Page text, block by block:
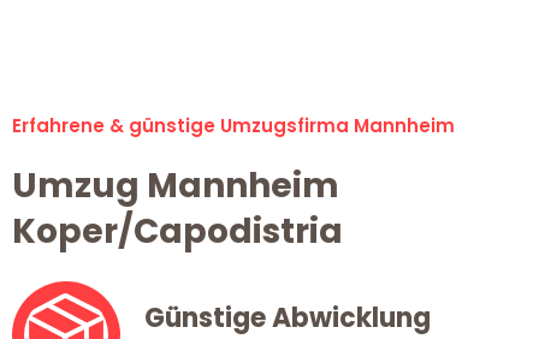
Erfahrene & günstige Umzugsfirma Mannheim
Umzug Mannheim
Koper/Capodistria
Günstige Abwicklung